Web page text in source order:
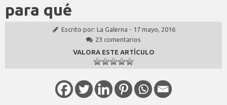
para qué
Escrito por: La Galerna - 17 mayo, 2016
23 comentarios
VALORA ESTE ARTÍCULO